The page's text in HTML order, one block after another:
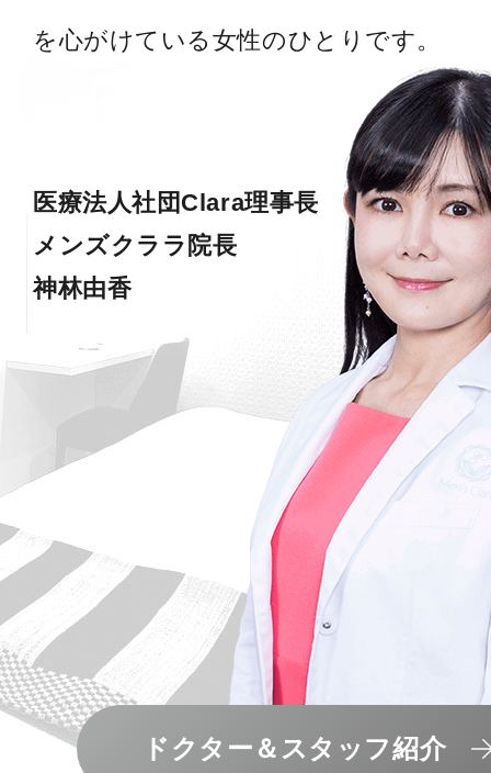
を心がけている女性のひとりです。
医療法人社団Clara理事長
メンズクララ院長
神林由香
ドクター＆スタッフ紹介